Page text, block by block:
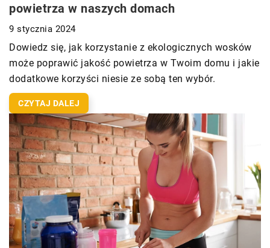
powietrza w naszych domach
9 stycznia 2024
Dowiedz się, jak korzystanie z ekologicznych wosków
może poprawić jakość powietrza w Twoim domu i jakie
dodatkowe korzyści niesie ze sobą ten wybór.
CZYTAJ DALEJ